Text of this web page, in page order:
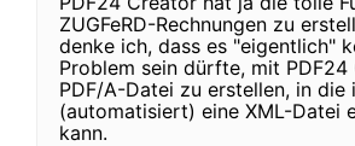
ZUGFeRD-Rechnungen zu
denke ich, dass es "eigentlich"
Problem sein dürfte, mit PDF24
PDF/A-Datei zu erstellen, in die
(automatisiert) eine XML-Datei
kann.